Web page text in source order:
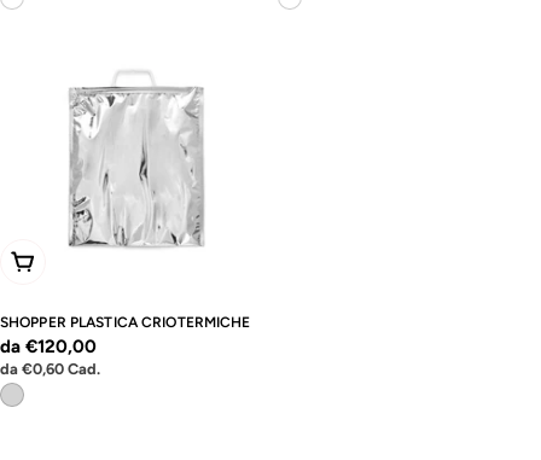
Scegli Le Opzioni
SHOPPER PLASTICA CRIOTERMICHE
Prezzo
normale
da €120,00
Prezzo
unitario
da €0,60 Cad.